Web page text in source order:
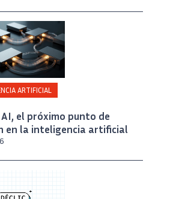
Crédito
inteligencia artificial
ARTIFICIAL
el próximo punto de
en la inteligencia artificial